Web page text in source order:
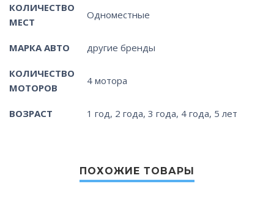
КОЛИЧЕСТВО
МЕСТ
Одноместные
МАРКА АВТО другие бренды
КОЛИЧЕСТВО
МОТОРОВ
4 мотора
ВОЗРАСТ 1 год, 2 года, 3 года, 4 года, 5 лет
ПОХОЖИЕ ТОВАРЫ